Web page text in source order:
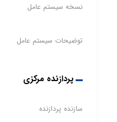
نسخه سیستم عامل
توضیحات سیستم عامل
پردازنده مرکزی
سازنده پردازنده